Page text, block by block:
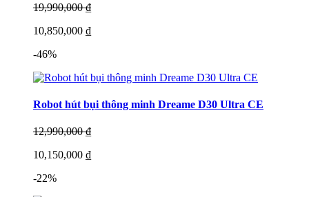
19,990,000 ₫
10,850,000 ₫
-46%
Robot hút bụi thông minh Dreame D30 Ultra CE
12,990,000 ₫
10,150,000 ₫
-22%